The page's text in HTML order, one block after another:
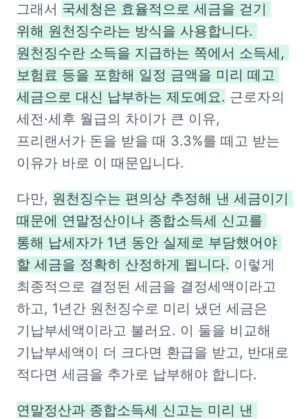
그래서 국세청은 효율적으로 세금을 걷기
위해 원천징수라는 방식을 사용합니다.
원천징수란 소득을 지급하는 쪽에서 소득세,
보험료 등을 포함해 일정 금액을 미리 떼고
세금으로 대신 납부하는 제도예요. 근로자의
세전·세후 월급의 차이가 큰 이유,
프리랜서가 돈을 받을 때 3.3%를 떼고 받는
이유가 바로 이 때문입니다.
다만, 원천징수는 편의상 추정해 낸 세금이기
때문에 연말정산이나 종합소득세 신고를
통해 납세자가 1년 동안 실제로 부담했어야
할 세금을 정확히 산정하게 됩니다. 이렇게
최종적으로 결정된 세금을 결정세액이라고
하고, 1년간 원천징수로 미리 냈던 세금은
기납부세액이라고 불러요. 이 둘을 비교해
기납부세액이 더 크다면 환급을 받고, 반대로
적다면 세금을 추가로 납부해야 합니다.
연말정산과 종합소득세 신고는 미리 낸